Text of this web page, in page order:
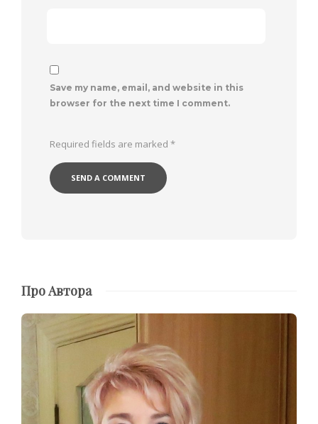
Save my name, email, and website in this
browser for the next time I comment.
Required fields are marked *
Про Автора